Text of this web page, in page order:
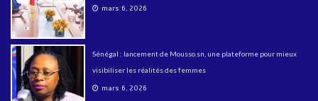
mars 6, 2026
Sénégal : lancement de Mousso.sn, une plateforme pour mieux
visibiliser les réalités des femmes
mars 6, 2026